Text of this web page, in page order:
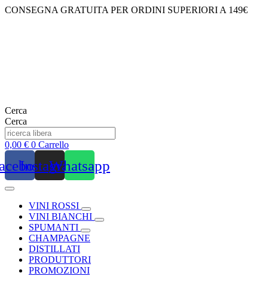
Vai
CONSEGNA GRATUITA PER ORDINI SUPERIORI A 149€
Cerca
Cerca
0,00 € 0 Carrello
InstagramWhatsapp
VINI ROSSI
VINI BIANCHI
SPUMANTI
CHAMPAGNE
DISTILLATI
PRODUTTORI
PROMOZIONI